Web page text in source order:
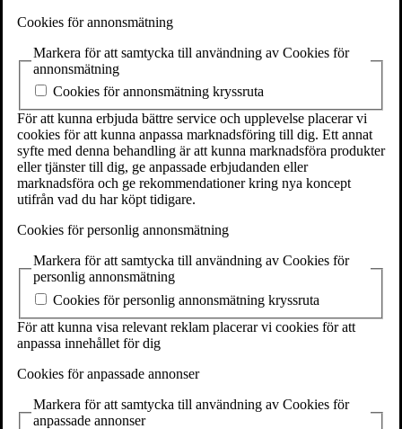
Internationella relationer
Journalistiskt skrivande
Kreativt skrivande
Ledarskap och organisation
Litteratur
Låtskrivande
Marknadsföring
Modedesign och sömnad
Medier, journalistik och kommunikation
Naturkunskap
Praktisk marknadsföring
Produktutveckling
Samhällskunskap
Skrivande
Svenska
Teknik
Teman
Startsida teman
Den svenska snilleindustrin
Miljömässig hållbarhet
Litteratur och lyrikanalys
Social hållbarhet
History marketing
Handelns historia
Digital workshop: NK
Cookies för annonsmätning
Markera för att samtycka till användning av Cookies för
annonsmätning
Cookies för annonsmätning kryssruta
För att kunna erbjuda bättre service och upplevelse placerar vi
cookies för att kunna anpassa marknadsföring till dig. Ett annat
syfte med denna behandling är att kunna marknadsföra produkter
eller tjänster till dig, ge anpassade erbjudanden eller
marknadsföra och ge rekommendationer kring nya koncept
utifrån vad du har köpt tidigare.
Cookies för personlig annonsmätning
Markera för att samtycka till användning av Cookies för
personlig annonsmätning
Cookies för personlig annonsmätning kryssruta
För att kunna visa relevant reklam placerar vi cookies för att
anpassa innehållet för dig
Cookies för anpassade annonser
Markera för att samtycka till användning av Cookies för
anpassade annonser